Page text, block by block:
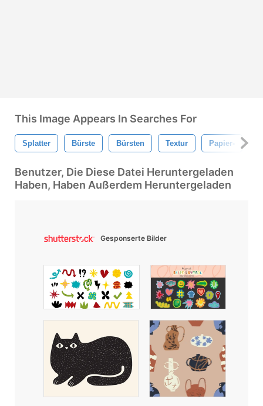
This Image Appears In Searches For
Splatter Bürste Bürsten Textur Papier-
Benutzer, Die Diese Datei Heruntergeladen
Haben, Haben Außerdem Heruntergeladen
Gesponserte Bilder